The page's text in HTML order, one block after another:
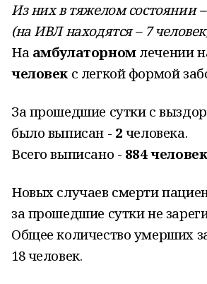
Из них в тяжелом состоянии
(на ИВЛ находятся – 7
На амбулаторномлечении
человек с легкой формой
За прошедшие сутки с
было выписан - 2 человека.
Всего выписано - 884 человек
Новых случаев смерти
за прошедшие сутки не
Общее количество умерших
18 человек.